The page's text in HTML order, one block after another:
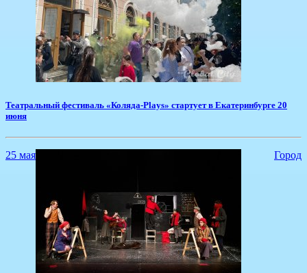
​Театральный фестиваль «Коляда-Plays» стартует в Екатеринбурге 20
июня
25 мая Город